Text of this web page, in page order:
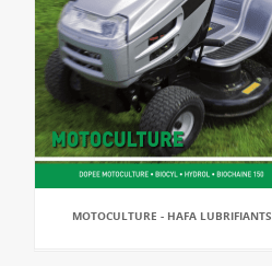
MOTOCULTURE - HAFA LUBRIFIANTS